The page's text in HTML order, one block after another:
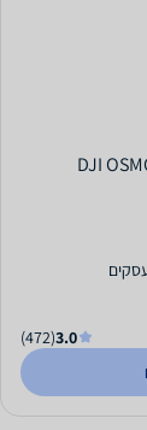
DJI
3.0
(472)